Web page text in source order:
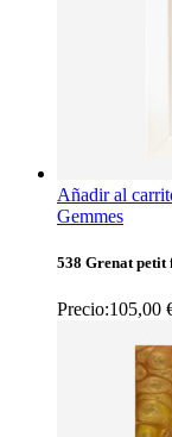
Añadir al
Gemmes
538 Grenat petit
Precio:105,00